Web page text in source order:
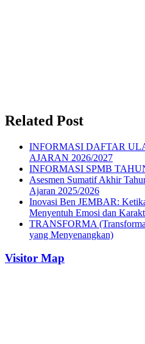
Related Post
INFORMASI DAFTAR
AJARAN 2026/2027
INFORMASI SPMB
Asesmen Sumatif Akhir
Ajaran 2025/2026
Inovasi Ben JEMBAR:
Menyentuh Emosi dan
TRANSFORMA
yang Menyenangkan)
Visitor Map